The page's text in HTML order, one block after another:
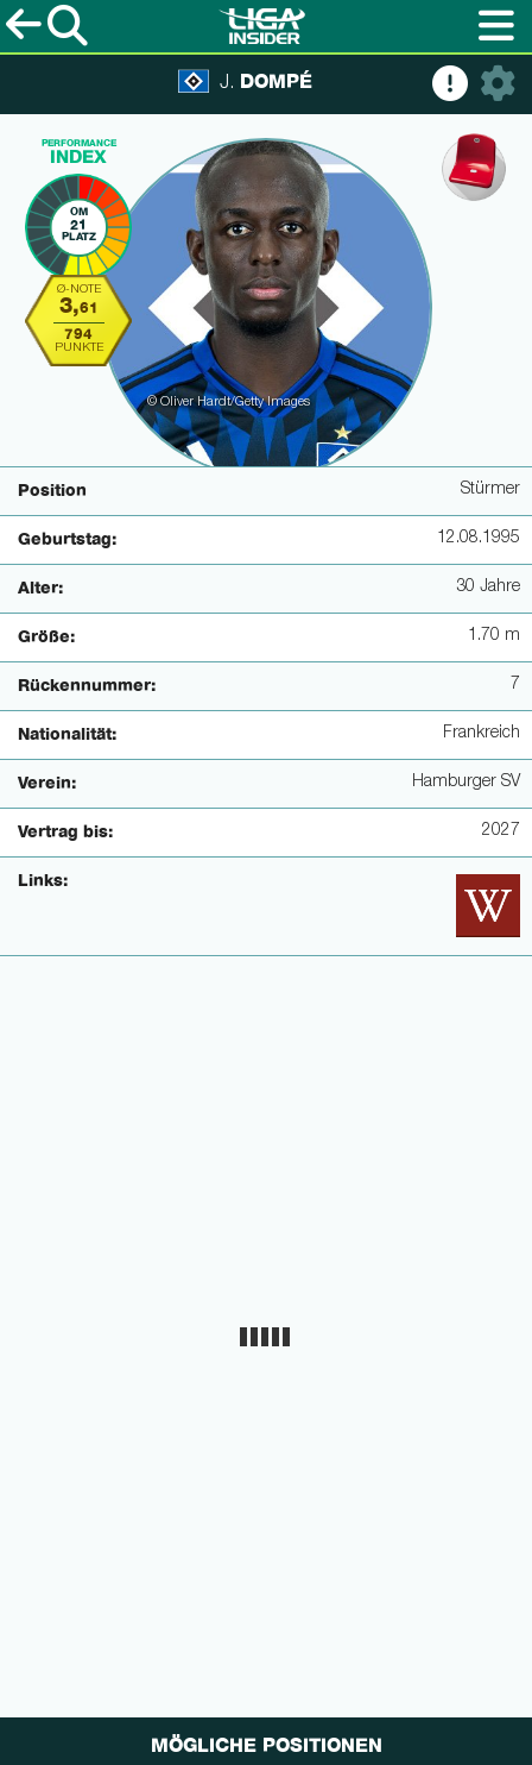
J. DOMPÉ
© Oliver Hardt/Getty Images
PERFORMANCE
INDEX
OM
21
PLATZ
Ø-NOTE
3,61
794
PUNKTE
Position Stürmer
Geburtstag: 12.08.1995
Alter: 30 Jahre
Größe: 1.70 m
Rückennummer: 7
Nationalität: Frankreich
Verein: Hamburger SV
Vertrag bis: 2027
Links:
MÖGLICHE POSITIONEN